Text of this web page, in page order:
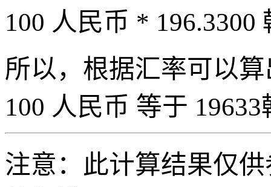
100 人民币 * 196.3300
所以，根据汇率可以
100 人民币 等于
注意：此计算结果仅